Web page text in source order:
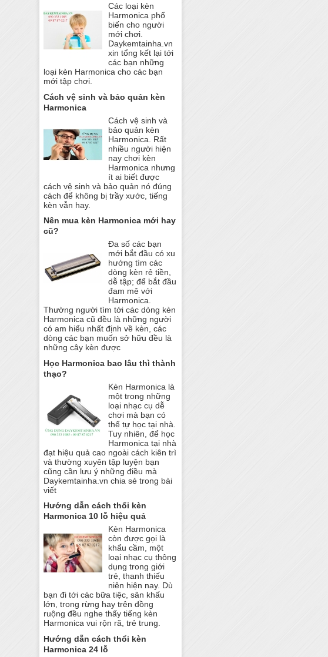
Các loại kèn
Harmonica phổ
biến cho người
mới chơi.
Daykemtainha.vn
xin tổng kết lại tới
các bạn những
loại kèn Harmonica cho các bạn
mới tập chơi.
Cách vệ sinh và bảo quản kèn
Harmonica
Cách vệ sinh và
bảo quản kèn
Harmonica. Rất
nhiều người hiện
nay chơi kèn
Harmonica nhưng
ít ai biết được
cách vệ sinh và bảo quản nó đúng
cách để không bị trầy xước, tiếng
kèn vẫn hay.
Nên mua kèn Harmonica mới hay
cũ?
Đa số các bạn
mới bắt đầu có xu
hướng tìm các
dòng kèn rẻ tiền,
dễ tập; để bắt đầu
đam mê với
Harmonica.
Thường người tìm tới các dòng kèn
Harmonica cũ đều là những người
có am hiểu nhất định về kèn, các
dòng các bạn muốn sở hữu đều là
những cây kèn được
Học Harmonica bao lâu thì thành
thạo?
Kèn Harmonica là
một trong những
loại nhạc cụ dễ
chơi mà bạn có
thể tự học tại nhà.
Tuy nhiên, để học
Harmonica tại nhà
đạt hiệu quả cao ngoài cách kiên trì
và thường xuyên tập luyện bạn
cũng cần lưu ý những điều mà
Daykemtainha.vn chia sẻ trong bài
viết
Hướng dẫn cách thổi kèn
Harmonica 10 lỗ hiệu quả
Kèn Harmonica
còn được gọi là
khẩu cầm, một
loại nhạc cụ thông
dụng trong giới
trẻ, thanh thiếu
niên hiện nay. Dù
bạn đi tới các bữa tiệc, sân khấu
lớn, trong rừng hay trên đồng
ruộng đều nghe thấy tiếng kèn
Harmonica vui rộn rã, trẻ trung.
Hướng dẫn cách thổi kèn
Harmonica 24 lỗ